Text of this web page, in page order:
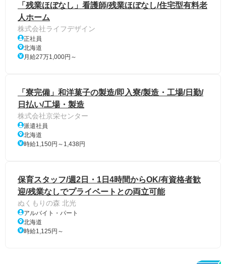
「残業ほぼなし」看護師/残業ほぼなし/住宅型有料老
人ホーム
株式会社ライフデザイン
正社員
北海道
月給27万1,000円～
「寮完備」和洋菓子の製造/即入寮/製造・工場/日勤/
日払い/工場・製造
株式会社京栄センター
派遣社員
北海道
時給1,150円～1,438円
保育スタッフ/週2日・1日4時間からOK/有資格者歓
迎/残業なしでプライベートとの両立可能
ぬくもりの森 北光
アルバイト・パート
北海道
時給1,125円～